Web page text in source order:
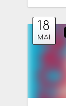
18
MAI